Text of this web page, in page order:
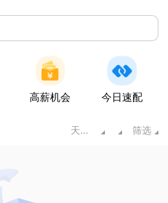
高薪机会 今日速配
天水甘肃 筛选